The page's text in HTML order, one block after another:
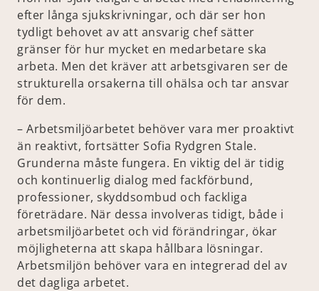
efter långa sjukskrivningar, och där ser hon
tydligt behovet av att ansvarig chef sätter
gränser för hur mycket en medarbetare ska
arbeta. Men det kräver att arbetsgivaren ser de
strukturella orsakerna till ohälsa och tar ansvar
för dem.
– Arbetsmiljöarbetet behöver vara mer proaktivt
än reaktivt, fortsätter Sofia Rydgren Stale.
Grunderna måste fungera. En viktig del är tidig
och kontinuerlig dialog med fackförbund,
professioner, skyddsombud och fackliga
företrädare. När dessa involveras tidigt, både i
arbetsmiljöarbetet och vid förändringar, ökar
möjligheterna att skapa hållbara lösningar.
Arbetsmiljön behöver vara en integrerad del av
det dagliga arbetet.